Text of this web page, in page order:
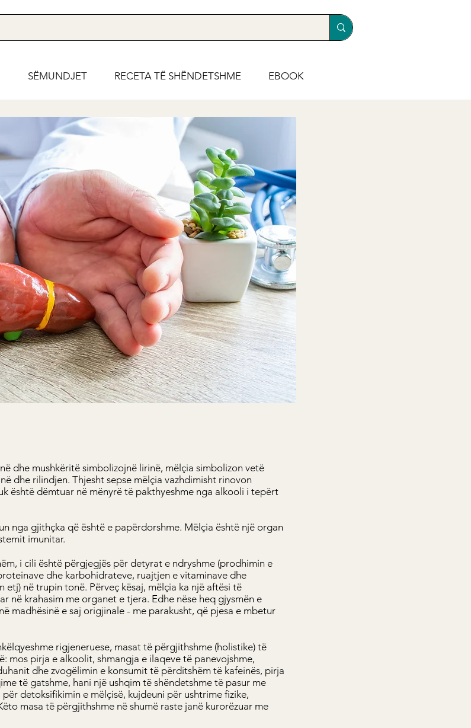
SËMUNDJET RECETA TË SHËNDETSHME EBOOK
dhe mushkëritë simbolizojnë lirinë, mëlçia simbolizon vetë
dhe rilindjen. Thjesht sepse mëlçia vazhdimisht rinovon
është dëmtuar në mënyrë të pakthyeshme nga alkooli i tepërt
nga gjithçka që është e papërdorshme. Mëlçia është një organ
imunitar.
i cili është përgjegjës për detyrat e ndryshme (prodhimin e
dhe karbohidrateve, ruajtjen e vitaminave dhe
etj) në trupin tonë. Përveç kësaj, mëlçia ka një aftësi të
në krahasim me organet e tjera. Edhe nëse heq gjysmën e
madhësinë e saj origjinale - me parakusht, që pjesa e mbetur
rigjeneruese, masat të përgjithshme (holistike) të
mos pirja e alkoolit, shmangja e ilaqeve të panevojshme,
dhe zvogëlimin e konsumit të përditshëm të kafeinës, pirja
të gatshme, hani një ushqim të shëndetshme të pasur me
detoksifikimin e mëlçisë, kujdeuni për ushtrime fizike,
masa të përgjithshme në shumë raste janë kurorëzuar me